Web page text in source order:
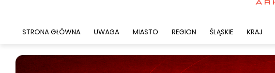
STRONA GŁÓWNA UWAGA MIASTO REGION ŚLĄSKIE KRAJ